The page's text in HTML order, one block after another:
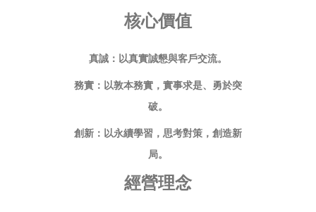
核心價值
真誠：以真實誠懇與客戶交流。
務實：以敦本務實，實事求是、勇於突
破。
創新：以永續學習，思考對策，創造新
局。
經營理念